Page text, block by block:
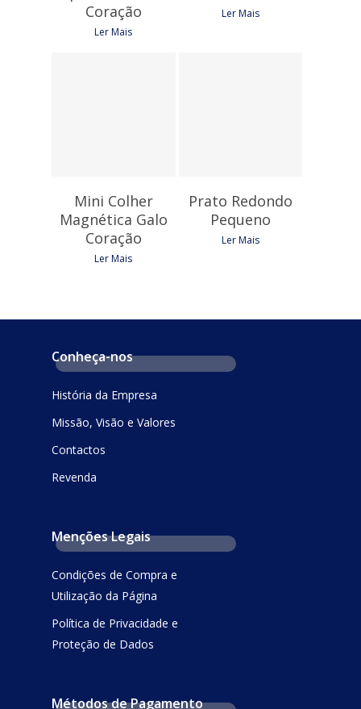
Coração
Ler Mais
Ler Mais
Mini Colher
Magnética Galo
Coração
Ler Mais
Prato Redondo
Pequeno
Ler Mais
Conheça-nos
História da Empresa
Missão, Visão e Valores
Contactos
Revenda
Menções Legais
Condições de Compra e
Utilização da Página
Política de Privacidade e
Proteção de Dados
Métodos de Pagamento